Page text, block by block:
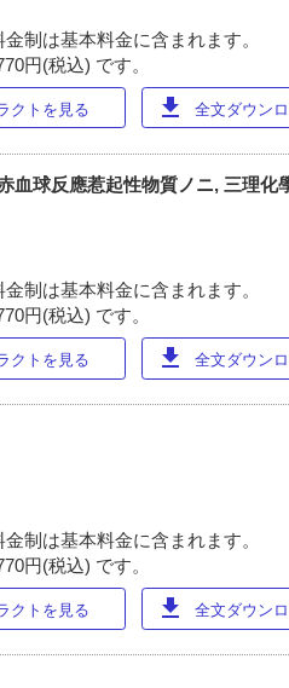
制は基本料金に含まれます。
円(税込) です。
クトを見る download 全文ダウン
血球反應惹起性物質ノニ, 三理化
制は基本料金に含まれます。
円(税込) です。
クトを見る download 全文ダウン
制は基本料金に含まれます。
円(税込) です。
クトを見る download 全文ダウン